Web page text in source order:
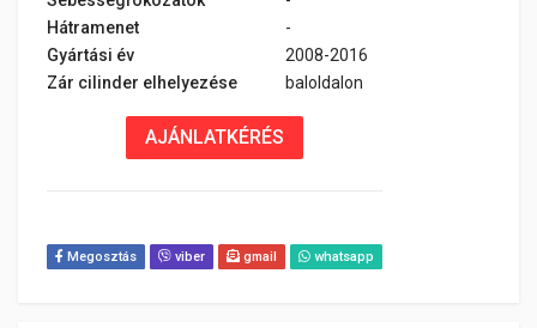
Hátramenet
-
Gyártási év
2008-2016
Zár cilinder elhelyezése
baloldalon
AJÁNLATKÉRÉS
Megosztás viber gmail whatsapp